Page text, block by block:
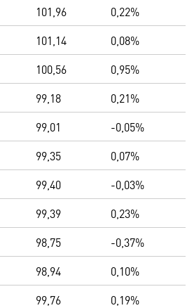
101,96 0,22%
101,14 0,08%
100,56 0,95%
99,18 0,21%
99,01 -0,05%
99,35 0,07%
99,40 -0,03%
99,39 0,23%
98,75 -0,37%
98,94 0,10%
99,76 0,19%